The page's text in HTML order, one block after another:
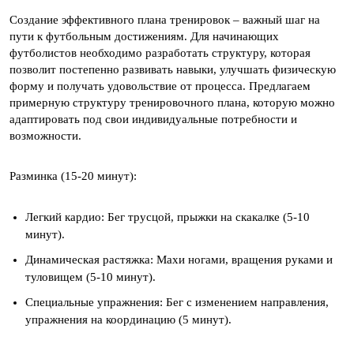
Создание эффективного плана тренировок – важный шаг на
пути к футбольным достижениям. Для начинающих
футболистов необходимо разработать структуру, которая
позволит постепенно развивать навыки, улучшать физическую
форму и получать удовольствие от процесса. Предлагаем
примерную структуру тренировочного плана, которую можно
адаптировать под свои индивидуальные потребности и
возможности.
Разминка (15-20 минут):
Легкий кардио: Бег трусцой, прыжки на скакалке (5-10
минут).
Динамическая растяжка: Махи ногами, вращения руками и
туловищем (5-10 минут).
Специальные упражнения: Бег с изменением направления,
упражнения на координацию (5 минут).